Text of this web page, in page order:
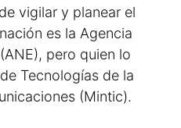
vigilar y planear el
es la Agencia
pero quien lo
Tecnologías de la
(Mintic).